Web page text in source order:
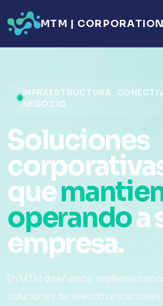
MTM | CORPORATION
INFRAESTRUCTURA,
NEGOCIO
Soluciones
que
operandoa
empresa.
En MTM diseñamos,
soluciones de